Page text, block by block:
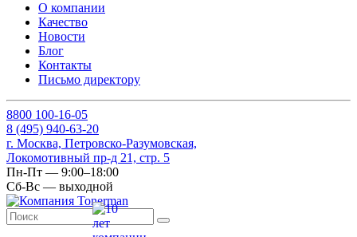
О компании
Качество
Новости
Блог
Контакты
Письмо директору
8800 100-16-05
8 (495) 940-63-20
г. Москва, Петровско-Разумовская,
Локомотивный пр-д 21, стр. 5
Пн-Пт — 9:00–18:00
Сб-Вс — выходной